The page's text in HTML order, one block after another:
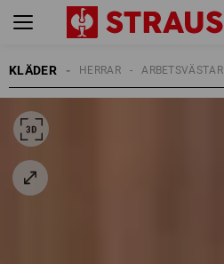
KLÄDER ARBETSVÄSTAR
HERRAR